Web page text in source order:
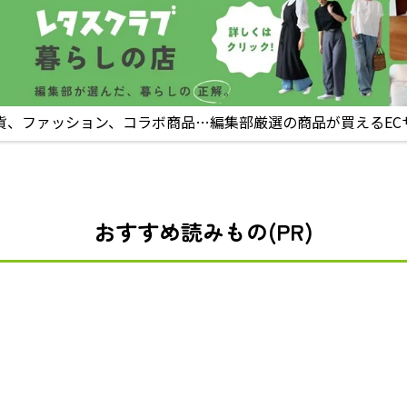
、ファッション、コラボ商品…編集部厳選の商品が買えるEC
おすすめ読みもの(PR)